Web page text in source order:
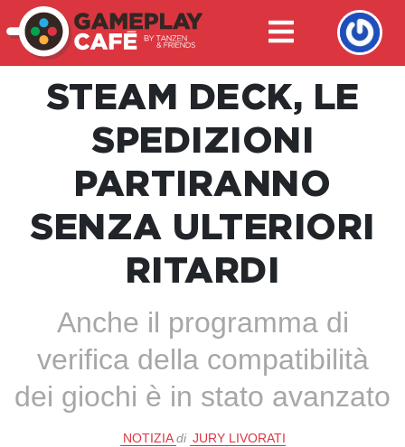
STEAM DECK, LE
SPEDIZIONI
PARTIRANNO
SENZA ULTERIORI
RITARDI
Anche il programma di
verifica della compatibilità
dei giochi è in stato avanzato
NOTIZIA di JURY LIVORATI